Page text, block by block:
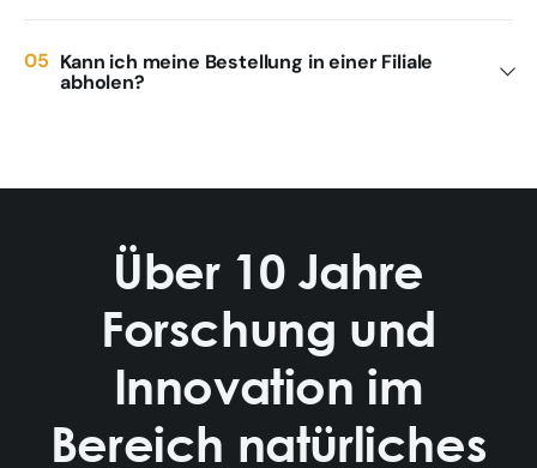
Kann ich meine Bestellung in einer Filiale
abholen?
Über 10 Jahre
Forschung und
Innovation im
Bereich natürliches